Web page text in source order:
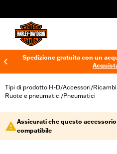
Spedizione gratuita con un
Tipi di prodotto H-D/Accessori/
Ruote e pneumatici/Pneumatici
Assicurati che questo
compatibile